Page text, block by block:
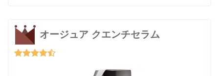
オージュア クエンチセラム